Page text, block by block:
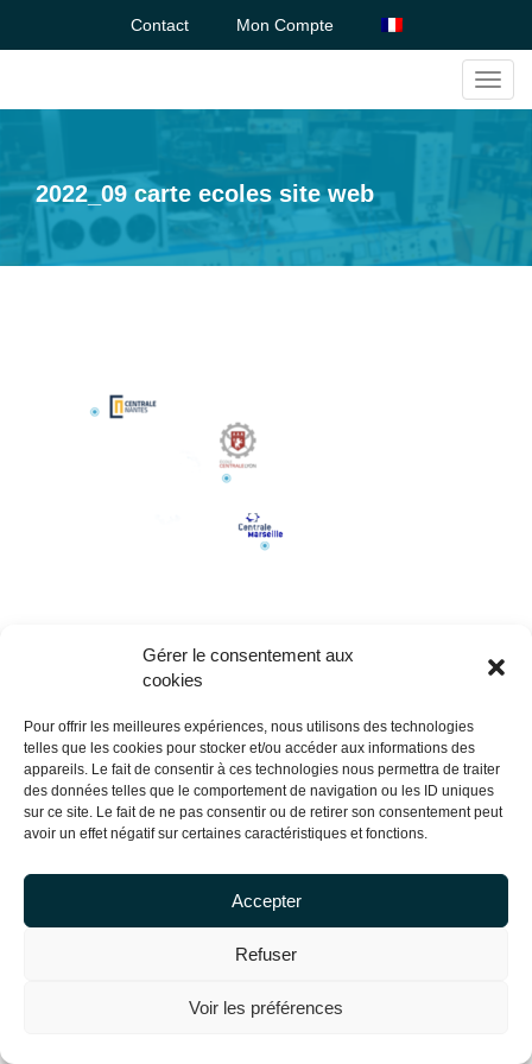
Gérer le consentement aux
cookies
Pour offrir les meilleures expériences, nous utilisons des technologies
telles que les cookies pour stocker et/ou accéder aux informations des
appareils. Le fait de consentir à ces technologies nous permettra de traiter
des données telles que le comportement de navigation ou les ID uniques
sur ce site. Le fait de ne pas consentir ou de retirer son consentement peut
avoir un effet négatif sur certaines caractéristiques et fonctions.
Accepter
Refuser
Voir les préférences
Contact Mon Compte
2022_09 carte ecoles site web